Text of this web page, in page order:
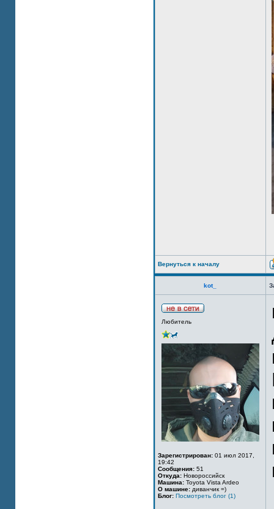
Вернуться к началу
kot_
Любитель
Зарегистрирован: 01 июл 2017,
19:42
Сообщения: 51
Откуда: Новороссийск
Машина: Toyota Vista Ardeo
О машине: диванчик =)
Блог: Посмотреть блог (1)